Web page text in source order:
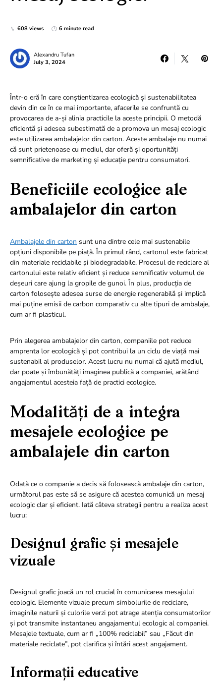
608 views 6 minute read
Alexandru Tufan
July 3, 2024
Într-o eră în care conștientizarea ecologică și sustenabilitatea
devin din ce în ce mai importante, afacerile se confruntă cu
provocarea de a-și alinia practicile la aceste principii. O metodă
eficientă și adesea subestimată de a promova un mesaj ecologic
este utilizarea ambalajelor din carton. Aceste ambalaje nu numai
că sunt prietenoase cu mediul, dar oferă și oportunități
semnificative de marketing și educație pentru consumatori.
Beneficiile ecologice ale
ambalajelor din carton
Ambalajele din carton sunt una dintre cele mai sustenabile
opțiuni disponibile pe piață. În primul rând, cartonul este fabricat
din materiale reciclabile și biodegradabile. Procesul de reciclare al
cartonului este relativ eficient și reduce semnificativ volumul de
deșeuri care ajung la gropile de gunoi. În plus, producția de
carton folosește adesea surse de energie regenerabilă și implică
mai puține emisii de carbon comparativ cu alte tipuri de ambalaje,
cum ar fi plasticul.
Prin alegerea ambalajelor din carton, companiile pot reduce
amprenta lor ecologică și pot contribui la un ciclu de viață mai
sustenabil al produselor. Acest lucru nu numai că ajută mediul,
dar poate și îmbunătăți imaginea publică a companiei, arătând
angajamentul acesteia față de practici ecologice.
Modalități de a integra
mesajele ecologice pe
ambalajele din carton
Odată ce o companie a decis să folosească ambalaje din carton,
următorul pas este să se asigure că acestea comunică un mesaj
ecologic clar și eficient. Iată câteva strategii pentru a realiza acest
lucru:
Designul grafic și mesajele
vizuale
Designul grafic joacă un rol crucial în comunicarea mesajului
ecologic. Elemente vizuale precum simbolurile de reciclare,
imaginile naturii și culorile verzi pot atrage atenția consumatorilor
și pot transmite instantaneu angajamentul ecologic al companiei.
Mesajele textuale, cum ar fi „100% reciclabil” sau „Făcut din
materiale reciclate”, pot clarifica și întări acest angajament.
Informații educative